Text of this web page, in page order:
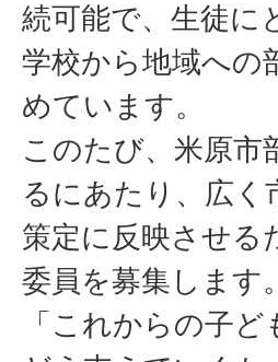
続可能で、生徒に
学校から地域への
めています。
このたび、米原市
るにあたり、広く
策定に反映させる
委員を募集します。
「これからの子